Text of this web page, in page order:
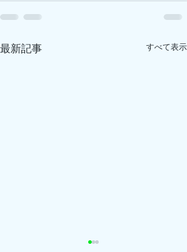
最新記事 すべて表示